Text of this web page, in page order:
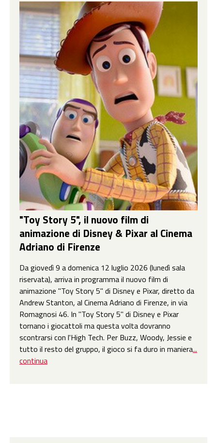
"Toy Story 5", il nuovo film di
animazione di Disney & Pixar al Cinema
Adriano di Firenze
Da giovedì 9 a domenica 12 luglio 2026 (lunedì sala
riservata), arriva in programma il nuovo film di
animazione "Toy Story 5" di Disney e Pixar, diretto da
Andrew Stanton, al Cinema Adriano di Firenze, in via
Romagnosi 46. In "Toy Story 5" di Disney e Pixar
tornano i giocattoli ma questa volta dovranno
scontrarsi con l'High Tech. Per Buzz, Woody, Jessie e
tutto il resto del gruppo, il gioco si fa duro in maniera...
continua